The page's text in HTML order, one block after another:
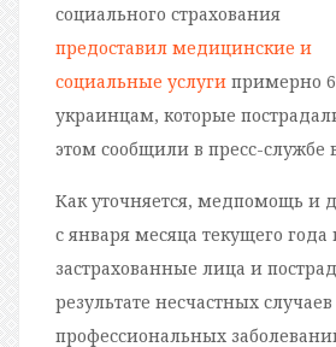
социального страхования
предоставил медицинские и
социальные услуги примерно
украинцам, которые
этом сообщили в пресс-службе
Как уточняется, медпомощь и
с января месяца текущего
застрахованные лица и
результате несчастных
профессиональных